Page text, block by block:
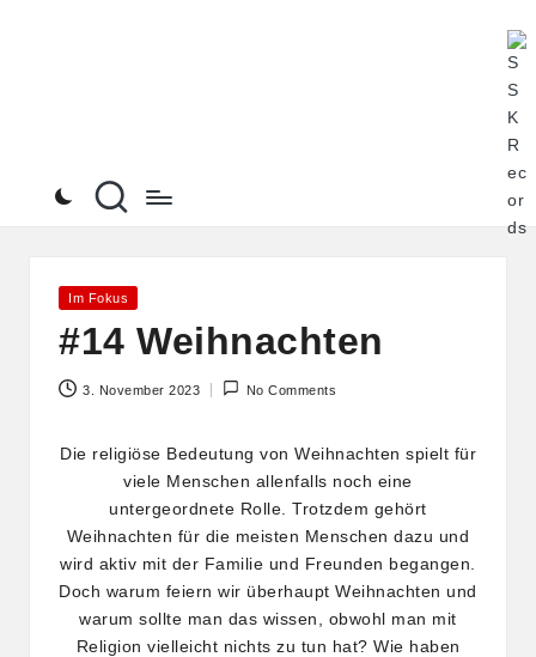
S
S
K
R
e
Alle
von
an
Ort
Posted
Im Fokus
#14 Weihnachten
3. November 2023 No Comments
Die religiöse Bedeutung von Weihnachten spielt für
viele Menschen allenfalls noch eine
untergeordnete Rolle. Trotzdem gehört
Weihnachten für die meisten Menschen dazu und
wird aktiv mit der Familie und Freunden begangen.
Doch warum feiern wir überhaupt Weihnachten und
warum sollte man das wissen, obwohl man mit
Religion vielleicht nichts zu tun hat? Wie haben